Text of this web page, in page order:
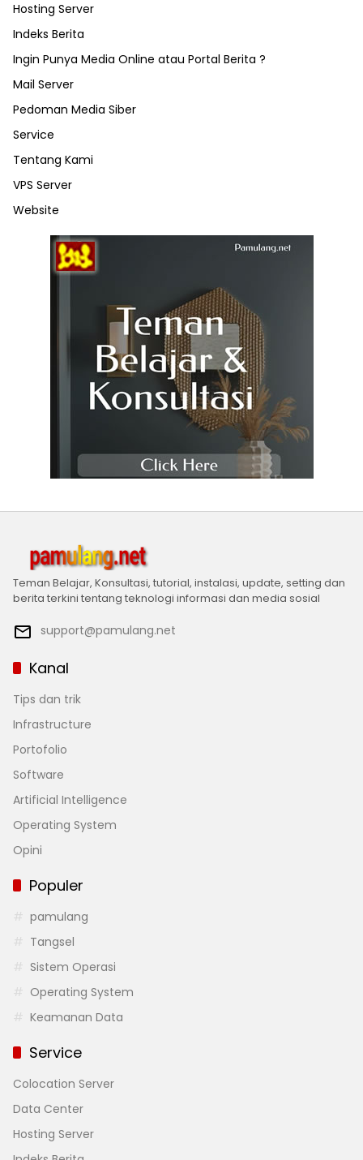
Hosting Server
Indeks Berita
Ingin Punya Media Online atau Portal Berita ?
Mail Server
Pedoman Media Siber
Service
Tentang Kami
VPS Server
Website
Teman Belajar, Konsultasi, tutorial, instalasi, update, setting dan
berita terkini tentang teknologi informasi dan media sosial
support@pamulang.net
Kanal
Tips dan trik
Infrastructure
Portofolio
Software
Artificial Intelligence
Operating System
Opini
Populer
pamulang
Tangsel
Sistem Operasi
Operating System
Keamanan Data
Service
Colocation Server
Data Center
Hosting Server